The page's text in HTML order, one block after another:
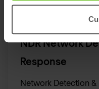
NDR Network
Response
Network Detection